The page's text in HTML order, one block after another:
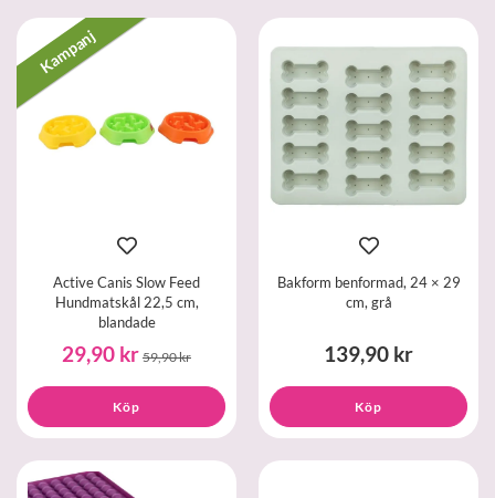
Kampanj
Active Canis Slow Feed
Hundmatskål 22,5 cm,
blandade
29,90 kr 59,90 kr
Köp
Bakform benformad, 24 × 29
cm, grå
139,90 kr
Köp